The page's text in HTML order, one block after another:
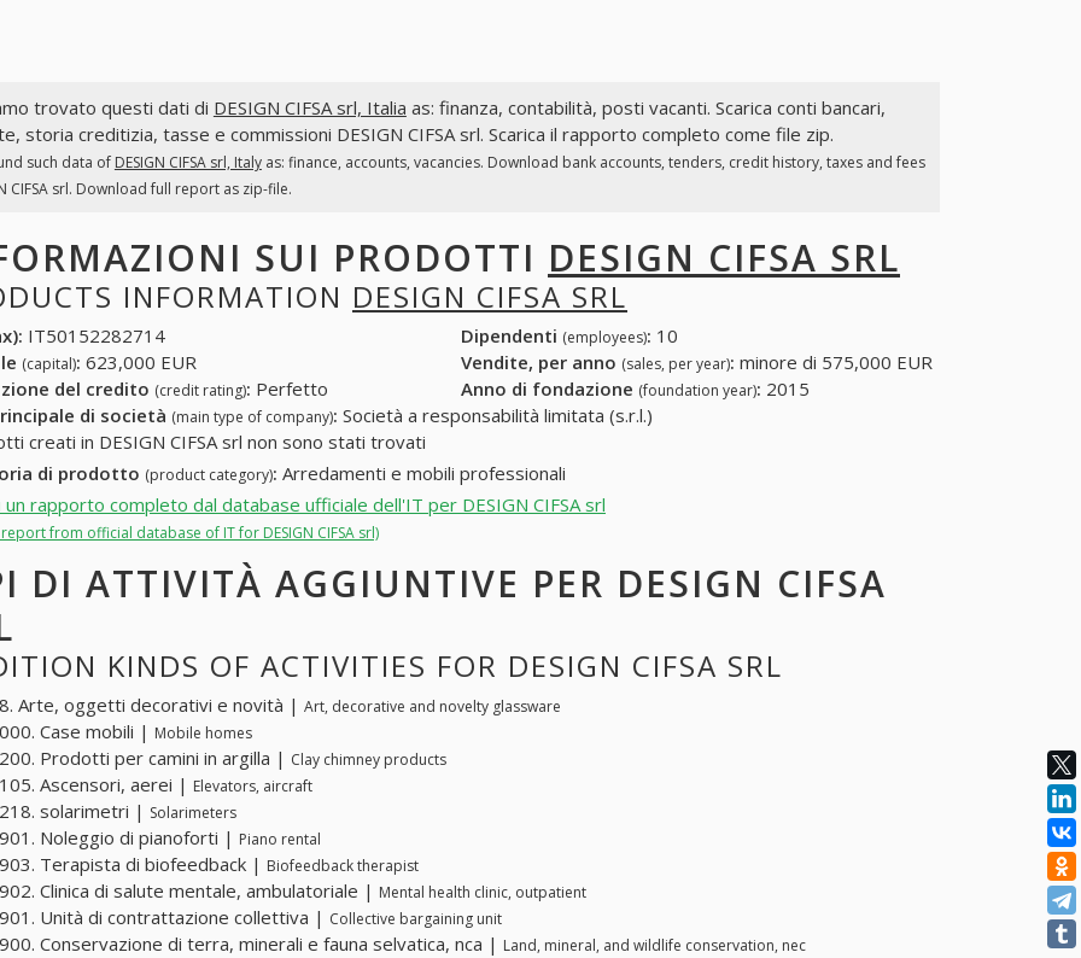
trovato questi dati di DESIGN CIFSA srl, Italia as: finanza, contabilità, posti vacanti. Scarica conti bancari,
storia creditizia, tasse e commissioni DESIGN CIFSA srl. Scarica il rapporto completo come file zip.
such data of DESIGN CIFSA srl, Italyas: finance, accounts, vacancies. Download bank accounts, tenders, credit history, taxes and fees
CIFSA srl. Download full report as zip-file.
SUI PRODOTTI DESIGN CIFSA SRL
INFORMATION DESIGN CIFSA SRL
IT50152282714 Dipendenti (employees): 10
(capital): 623,000 EUR Vendite, per anno (sales, per year): minore di 575,000 EUR
del credito (credit rating): Perfetto Anno di fondazione (foundation year): 2015
di società (main type of company): Società a responsabilità limitata (s.r.l.)
creati in DESIGN CIFSA srl non sono stati trovati
di prodotto (product category): Arredamenti e mobili professionali
rapporto completo dal database ufficiale dell'IT per DESIGN CIFSA srl
from official database of IT for DESIGN CIFSA srl)
DI ATTIVITÀ AGGIUNTIVE PER DESIGN CIFSA
KINDS OF ACTIVITIES FOR DESIGN CIFSA SRL
Arte, oggetti decorativi e novità | Art, decorative and novelty glassware
Case mobili | Mobile homes
Prodotti per camini in argilla | Clay chimney products
Ascensori, aerei | Elevators, aircraft
solarimetri | Solarimeters
Noleggio di pianoforti | Piano rental
Terapista di biofeedback | Biofeedback therapist
Clinica di salute mentale, ambulatoriale | Mental health clinic, outpatient
Unità di contrattazione collettiva | Collective bargaining unit
Conservazione di terra, minerali e fauna selvatica, nca | Land, mineral, and wildlife conservation, nec